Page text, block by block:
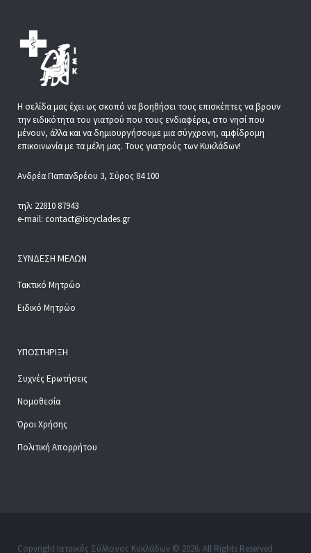
Η σελίδα μας έχει ως σκοπό να βοηθήσει τους επισκέπτες να βρουν
την ειδικότητα του γιατρού που τους ενδιαφέρει, στο νησί που
μένουν, άλλα και να δημιουργήσουμε μια σύγχρονη, αμφίδρομη
επικοινωνία με τα μέλη μας. Τους γιατρούς των Κυκλάδων!
Ανδρέα Παπανδρέου 3, Σύρος 84 100
τηλ: 22810 87943
e-mail: contact@iscyclades.gr
ΣΎΝΔΕΣΗ ΜΕΛΏΝ
Τακτικό Μητρώο
Ειδικό Μητρώο
ΥΠΟΣΤΉΡΙΞΗ
Συχνές Ερωτήσεις
Νομοθεσία
Όροι Χρήσης
Πολιτική Απορρήτου
Copyright Ιατρικός Σύλλογος Κυκλάδων © 2026. All Rights Reserved